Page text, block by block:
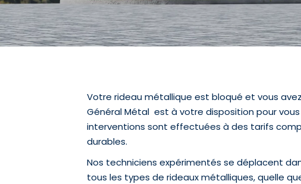
Votre rideau métallique est bloqué et vous
Général Métal est à votre disposition pour
interventions sont effectuées à des tarifs
durables.
Nos techniciens expérimentés se déplacent
tous les types de rideaux métalliques, quelle